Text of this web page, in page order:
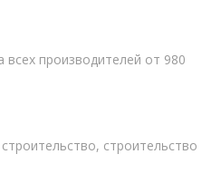
всех производителей от 980
строительство